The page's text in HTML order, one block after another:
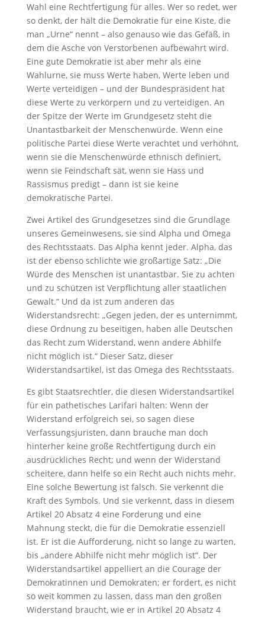
Wahl eine Rechtfertigung für alles. Wer so redet, wer
so denkt, der hält die Demokratie für eine Kiste, die
man „Urne“ nennt – also genauso wie das Gefäß, in
dem die Asche von Verstorbenen aufbewahrt wird.
Eine gute Demokratie ist aber mehr als eine
Wahlurne, sie muss Werte haben, Werte leben und
Werte verteidigen – und der Bundespräsident hat
diese Werte zu verkörpern und zu verteidigen. An
der Spitze der Werte im Grundgesetz steht die
Unantastbarkeit der Menschenwürde. Wenn eine
politische Partei diese Werte verachtet und verhöhnt,
wenn sie die Menschenwürde ethnisch definiert,
wenn sie Feindschaft sät, wenn sie Hass und
Rassismus predigt – dann ist sie keine
demokratische Partei.
Zwei Artikel des Grundgesetzes sind die Grundlage
unseres Gemeinwesens, sie sind Alpha und Omega
des Rechtsstaats. Das Alpha kennt jeder. Alpha, das
ist der ebenso schlichte wie großartige Satz: „Die
Würde des Menschen ist unantastbar. Sie zu achten
und zu schützen ist Verpflichtung aller staatlichen
Gewalt.“ Und da ist zum anderen das
Widerstandsrecht: „Gegen jeden, der es unternimmt,
diese Ordnung zu beseitigen, haben alle Deutschen
das Recht zum Widerstand, wenn andere Abhilfe
nicht möglich ist.“ Dieser Satz, dieser
Widerstandsartikel, ist das Omega des Rechtsstaats.
Es gibt Staatsrechtler, die diesen Widerstandsartikel
für ein pathetisches Larifari halten: Wenn der
Widerstand erfolgreich sei, so sagen diese
Verfassungsjuristen, dann brauche man doch
hinterher keine große Rechtfertigung durch ein
ausdrückliches Recht; und wenn der Widerstand
scheitere, dann helfe so ein Recht auch nichts mehr.
Eine solche Bewertung ist falsch. Sie verkennt die
Kraft des Symbols. Und sie verkennt, dass in diesem
Artikel 20 Absatz 4 eine Forderung und eine
Mahnung steckt, die für die Demokratie essenziell
ist. Er ist die Aufforderung, nicht so lange zu warten,
bis „andere Abhilfe nicht mehr möglich ist“. Der
Widerstandsartikel appelliert an die Courage der
Demokratinnen und Demokraten; er fordert, es nicht
so weit kommen zu lassen, dass man den großen
Widerstand braucht, wie er in Artikel 20 Absatz 4